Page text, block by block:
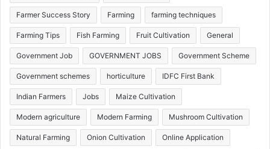
Farmer Success Story Farming farming techniques
Farming Tips Fish Farming Fruit Cultivation General
Government Job GOVERNMENT JOBS Government Scheme
Government schemes horticulture IDFC First Bank
Indian Farmers Jobs Maize Cultivation
Modern agriculture Modern Farming Mushroom Cultivation
Natural Farming Onion Cultivation Online Application